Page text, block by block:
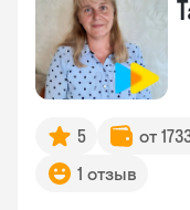
5 от
1 отзыв